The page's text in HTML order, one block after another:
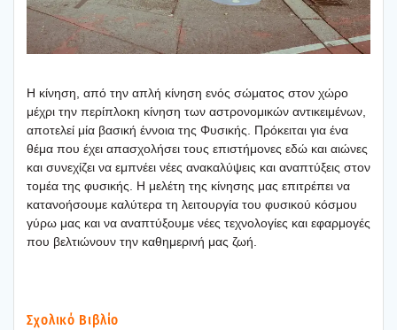
Η κίνη­ση, από την απλή κίνη­ση ενός σώμα­τος στον χώρο
μέχρι την περί­πλο­κη κίνη­ση των αστρο­νο­μι­κών αντι­κει­μέ­νων,
απο­τε­λεί μία βασι­κή έννοια της Φυσι­κής. Πρό­κει­ται για ένα
θέμα που έχει απα­σχο­λή­σει τους επι­στή­μο­νες εδώ και αιώ­νες
και συνε­χί­ζει να εμπνέ­ει νέες ανα­κα­λύ­ψεις και ανα­πτύ­ξεις στον
τομέα της φυσι­κής. Η μελέ­τη της κίνη­σης μας επι­τρέ­πει να
κατα­νο­ή­σου­με καλύ­τε­ρα τη λει­τουρ­γία του φυσι­κού κόσμου
γύρω μας και να ανα­πτύ­ξου­με νέες τεχνο­λο­γί­ες και εφαρ­μο­γές
που βελ­τιώ­νουν την καθη­με­ρι­νή μας ζωή.
Σχο­λι­κό Βιβλίο